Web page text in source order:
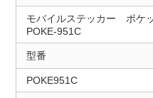
モバイルステッカー ポケ
POKE-951C
型番
POKE951C